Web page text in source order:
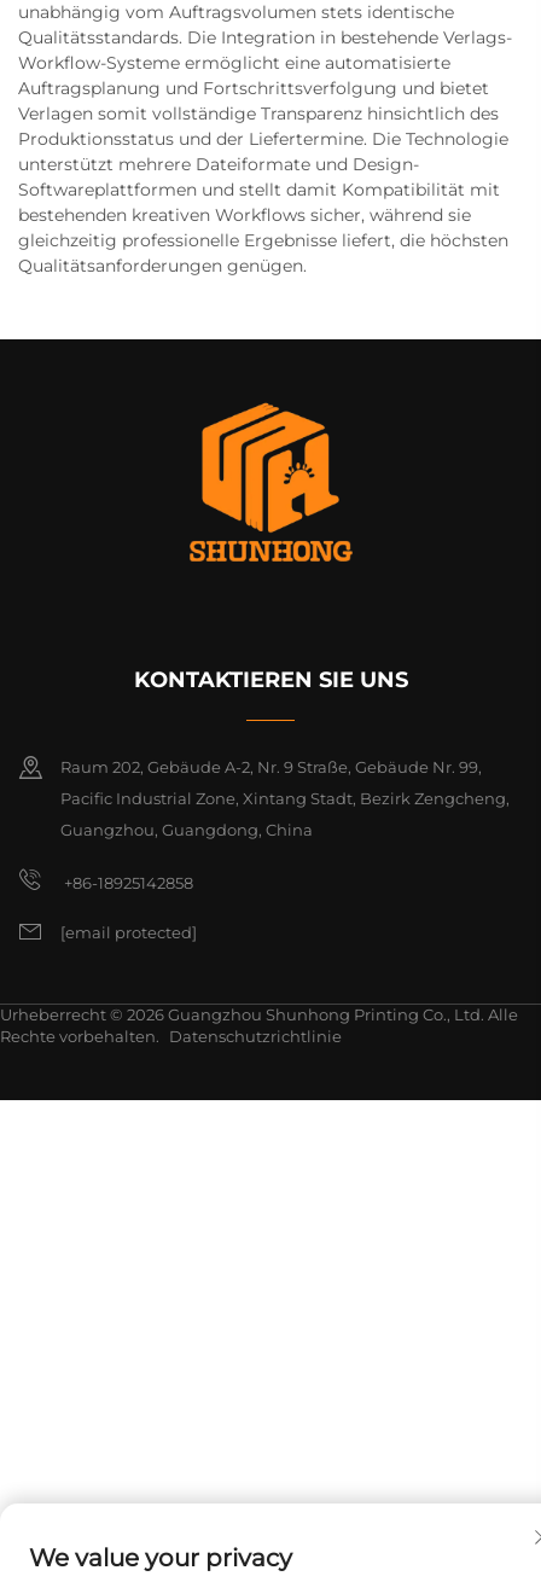
unabhängig vom Auftragsvolumen stets identische
Qualitätsstandards. Die Integration in bestehende Verlags-
Workflow-Systeme ermöglicht eine automatisierte
Auftragsplanung und Fortschrittsverfolgung und bietet
Verlagen somit vollständige Transparenz hinsichtlich des
Produktionsstatus und der Liefertermine. Die Technologie
unterstützt mehrere Dateiformate und Design-
Softwareplattformen und stellt damit Kompatibilität mit
bestehenden kreativen Workflows sicher, während sie
gleichzeitig professionelle Ergebnisse liefert, die höchsten
Qualitätsanforderungen genügen.
KONTAKTIEREN SIE UNS
Raum 202, Gebäude A-2, Nr. 9 Straße, Gebäude Nr. 99,
Pacific Industrial Zone, Xintang Stadt, Bezirk Zengcheng,
Guangzhou, Guangdong, China
+86-18925142858
[email protected]
Urheberrecht © 2026 Guangzhou Shunhong Printing Co., Ltd. Alle
Rechte vorbehalten.
Datenschutzrichtlinie
We value your privacy